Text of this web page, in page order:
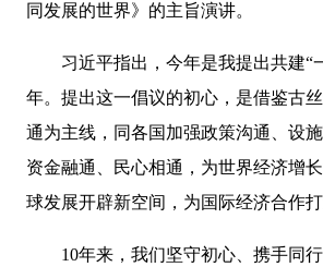
同发展的世界》的主旨演讲。
习近平指出，今年是我提出共建“
年。提出这一倡议的初心，是借鉴古
通为主线，同各国加强政策沟通、设施
资金融通、民心相通，为世界经济增
球发展开辟新空间，为国际经济合作打
10年来，我们坚守初心、携手同行